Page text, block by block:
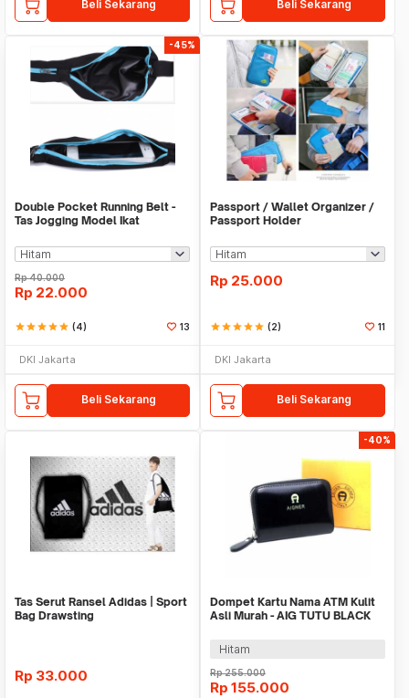
Beli Sekarang Beli Sekarang
-45%
Double Pocket Running Belt -
Tas Jogging Model Ikat
Rp40.000
Rp 22.000
starstarstarstarstar (4) 13
DKI Jakarta
Beli Sekarang
Passport / Wallet Organizer /
Passport Holder
Rp 25.000
starstarstarstarstar (2) 11
DKI Jakarta
Beli Sekarang
Tas Serut Ransel Adidas | Sport
Bag Drawsting
Rp 33.000
-40%
Dompet Kartu Nama ATM Kulit
Asli Murah - AIG TUTU BLACK
Hitam
Rp255.000
Rp 155.000